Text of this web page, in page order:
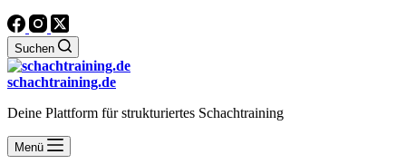
Suchen
schachtraining.de
Deine Plattform für strukturiertes Schachtraining
Menü